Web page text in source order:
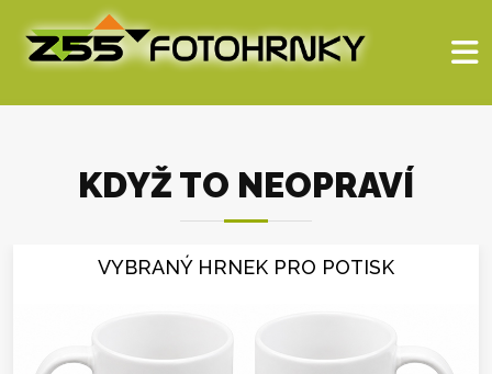
KDYŽ TO NEOPRAVÍ
VYBRANÝ HRNEK PRO POTISK